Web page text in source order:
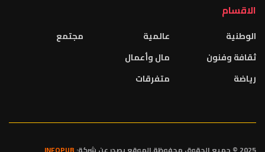
الاقسام
الوطنية
ثقافة وفنون
رياضة
عالمية
مال وأعمال
متفرقات
مجتمع